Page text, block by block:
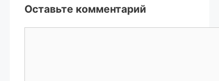
Оставьте комментарий